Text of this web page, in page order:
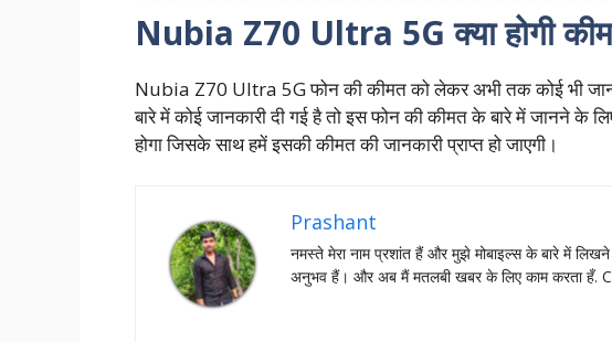
Nubia Z70 Ultra 5G क्या होगी
Nubia Z70 Ultra 5G फोन की कीमत को लेकर अभी तक कोई भी
बारे में कोई जानकारी दी गई है तो इस फोन की कीमत के बारे में जानने के
होगा जिसके साथ हमें इसकी कीमत की जानकारी प्राप्त हो जाएगी।
Prashant
नमस्‍ते मेरा नाम प्रशांत हैं और मुझे मोबाइल्‍स के बारे में
अनुभव हैं। और अब मैं मतलबी खबर के लिए काम करता हँ.